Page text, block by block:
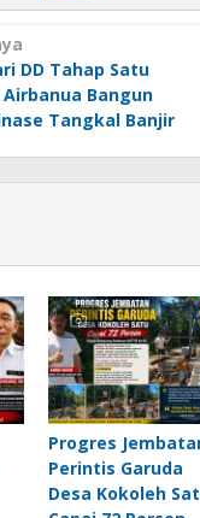
DD Tahap Satu
Airbanua Bangun
Tangkal Banjir
Progres
Perintis Garuda
Desa Kokoleh